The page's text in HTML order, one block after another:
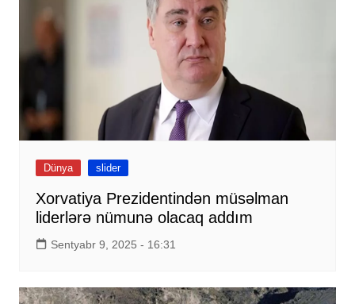
Dünya slider
Xorvatiya Prezidentindən müsəlman
liderlərə nümunə olacaq addım
Sentyabr 9, 2025 - 16:31